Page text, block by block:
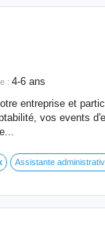
: 4-6 ans
entreprise et
vos events
Assistante